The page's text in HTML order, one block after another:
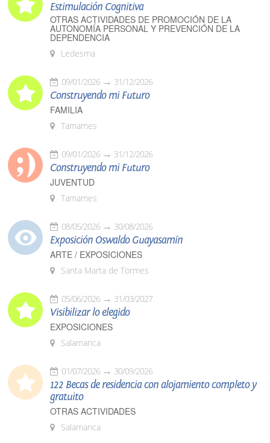
Estimulación Cognitiva
OTRAS ACTIVIDADES DE PROMOCIÓN DE LA
AUTONOMÍA PERSONAL Y PREVENCIÓN DE LA
DEPENDENCIA
Ledesma
09/01/2026 31/12/2026
Construyendo mi Futuro
FAMILIA
Tamames
09/01/2026 31/12/2026
Construyendo mi Futuro
JUVENTUD
Tamames
08/05/2026 30/08/2026
Exposición Oswaldo Guayasamín
ARTE / EXPOSICIONES
Santa Marta de Tormes
05/06/2026 31/03/2027
Visibilizar lo elegido
EXPOSICIONES
Salamanca
01/07/2026 30/09/2026
122 Becas de residencia con alojamiento completo y
gratuito
OTRAS ACTIVIDADES
Salamanca